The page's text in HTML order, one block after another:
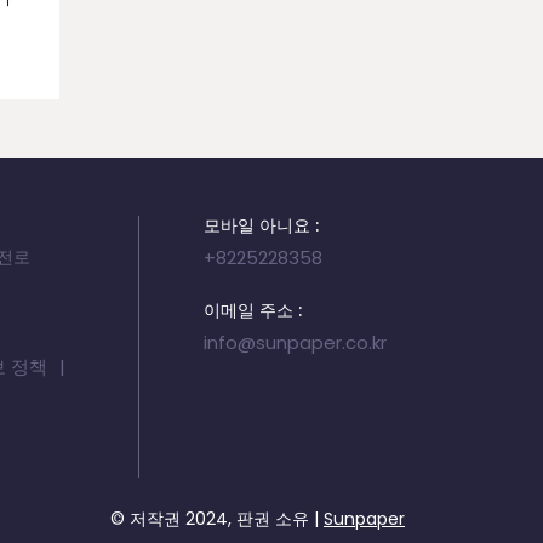
로
정책
모바일 아니요 :
+8225228358
이메일 주소 :
info@sunpaper.co.kr
© 저작권 2024, 판권 소유 | Sunpaper